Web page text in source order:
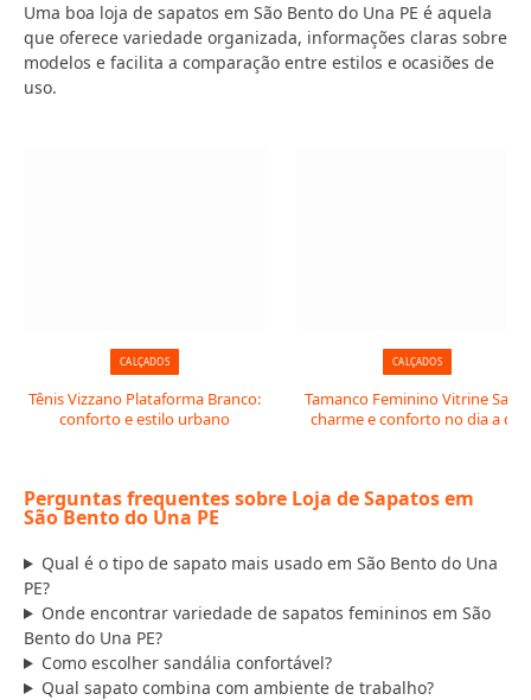
Uma boa loja de sapatos em São Bento do Una PE é aquela
que oferece variedade organizada, informações claras sobre
modelos e facilita a comparação entre estilos e ocasiões de
uso.
CALÇADOS
Tênis Vizzano Plataforma Branco:
conforto e estilo urbano
CALÇADOS
Tamanco Feminino Vitrine Salto:
charme e conforto no dia a dia
Perguntas frequentes sobre Loja de Sapatos em
São Bento do Una PE
Qual é o tipo de sapato mais usado em São Bento do Una
PE?
Onde encontrar variedade de sapatos femininos em São
Bento do Una PE?
Como escolher sandália confortável?
Qual sapato combina com ambiente de trabalho?